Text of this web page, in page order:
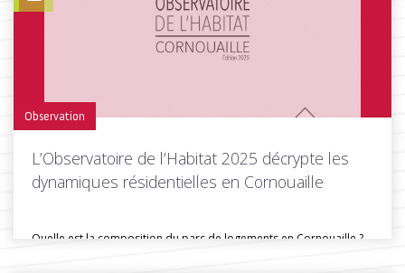
Toutes les actus de cette rubrique
Observation
L’Observatoire de l’Habitat 2025 décrypte les
dynamiques résidentielles en Cornouaille
Quelle est la composition du parc de logements en Cornouaille ?